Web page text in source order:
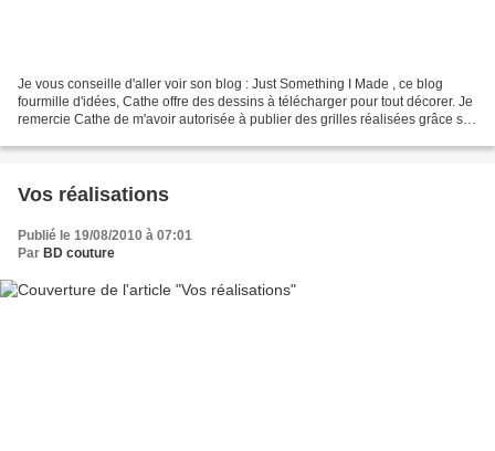
Je vous conseille d'aller voir son blog : Just Something I Made , ce blog
fourmille d'idées, Cathe offre des dessins à télécharger pour tout décorer. Je
remercie Cathe de m'avoir autorisée à publier des grilles réalisées grâce ses
Vos réalisations
Publié le 19/08/2010 à 07:01
Par BD couture